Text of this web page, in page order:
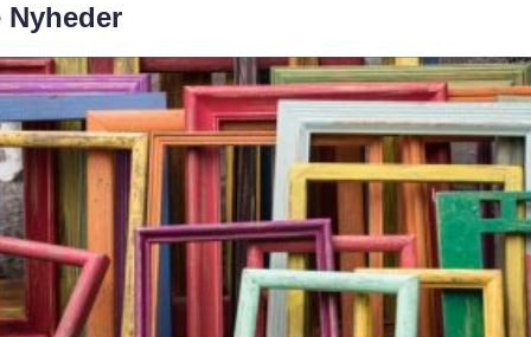
Nyheder